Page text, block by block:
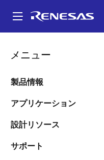
ン
メニュー
製品情報
アプリケーション
設計リソース
サポート
パ
ン
く
ず
第2世代DDR5サーバ用
第2世代
MRDIMM向
トータルな
ェースチッ